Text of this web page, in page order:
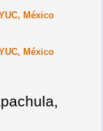
México
México